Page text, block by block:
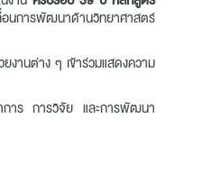
อนการพัฒนาด้านวิทยาศาสตร์
านต่าง ๆ เข้าร่วมแสดงความ
าการ การวิจัย และการพัฒนา